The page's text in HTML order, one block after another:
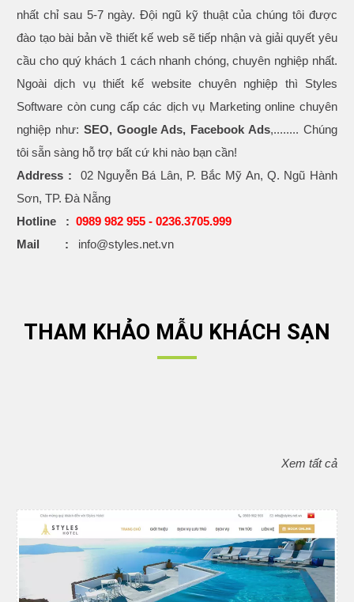
nhất chỉ sau 5-7 ngày. Đội ngũ kỹ thuật của chúng tôi được
đào tạo bài bản về thiết kế web sẽ tiếp nhận và giải quyết yêu
cầu cho quý khách 1 cách nhanh chóng, chuyên nghiệp nhất.
Ngoài dịch vụ thiết kế website chuyên nghiệp thì Styles
Software còn cung cấp các dịch vụ Marketing online chuyên
nghiệp như: SEO, Google Ads, Facebook Ads,........ Chúng
tôi sẵn sàng hỗ trợ bất cứ khi nào bạn cần!
Address : 02 Nguyễn Bá Lân, P. Bắc Mỹ An, Q. Ngũ Hành
Sơn, TP. Đà Nẵng
Hotline :0989 982 955 - 0236.3705.999
Mail :
info@styles.net.vn
THAM KHẢO MẪU KHÁCH SẠN
Xem tất cả